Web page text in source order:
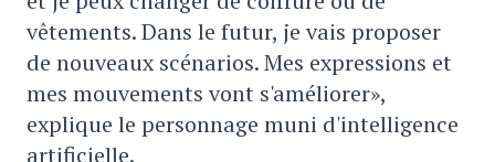
vêtements. Dans le futur, je vais proposer
de nouveaux scénarios. Mes expressions et
mes mouvements vont s'améliorer»,
explique le personnage muni d'intelligence
artificielle.